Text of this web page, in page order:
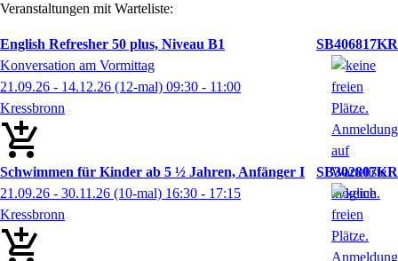
Veranstaltungen mit Warteliste:
English Refresher 50 plus, Niveau B1
SB406817KR
Konversation am Vormittag
21.09.26 - 14.12.26 (12-mal) 09:30 - 11:00
Kressbronn
Schwimmen für Kinder ab 5 ½ Jahren, Anfänger I
SB302807KR
21.09.26 - 30.11.26 (10-mal) 16:30 - 17:15
Kressbronn